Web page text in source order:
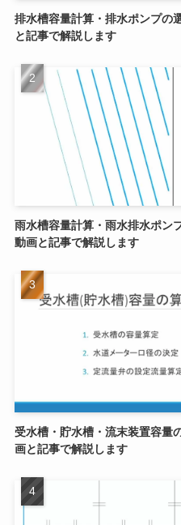
排水槽容量計算・排水ポンプの
と記事で解説します
雨水槽容量計算・雨水排水ポン
動画と記事で解説します
受水槽・貯水槽・流末装置容量
画と記事で解説します